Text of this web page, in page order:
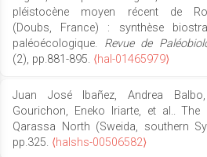
pléistocène moyen récent de
(Doubs, France) : synthèse
paléoécologique. Revue de
(2), pp.881-895. ⟨hal-01465979⟩
Juan José Ibañez, Andrea
Gourichon, Eneko Iriarte, et al.. The
Qarassa North (Sweida, southern
pp.325. ⟨halshs-00506582⟩